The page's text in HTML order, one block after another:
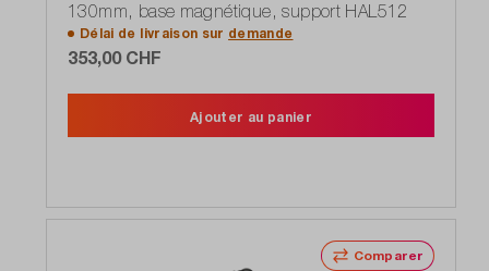
130mm, base magnétique, support HAL512
Délai de livraison sur demande
353,00 CHF
Ajouter au panier
Comparer